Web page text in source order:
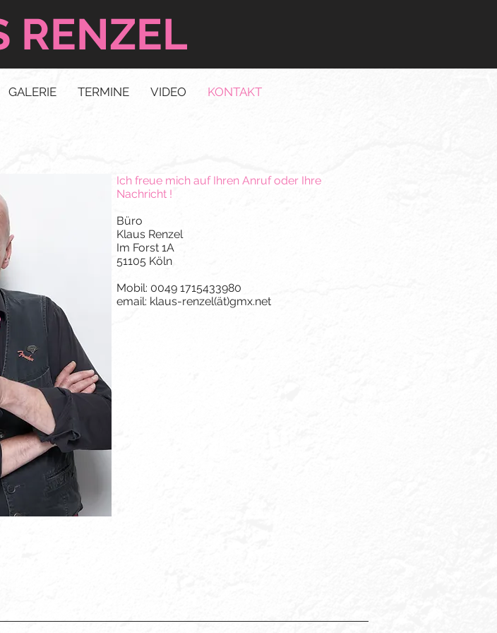
RENZEL
GALERIE TERMINE VIDEO KONTAKT
Ich freue mich auf Ihren Anruf oder Ihre
Nachricht !
Büro
Klaus Renzel
Im Forst 1A
51105 Köln
Mobil: 0049 1715433980
email: klaus-renzel(ät)gmx.net